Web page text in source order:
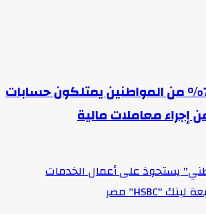
البنك المركزي: 79% من المواطنين يمتلكون حسابات
معاملات مالية